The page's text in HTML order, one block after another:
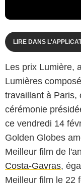
LIRE DANS
Les prix Lumière,
Lumières
travaillant à Paris,
cérémonie
ce vendredi 14
Golden Globes
Meilleur film de
Costa-Gavras,
Meilleur film le 22